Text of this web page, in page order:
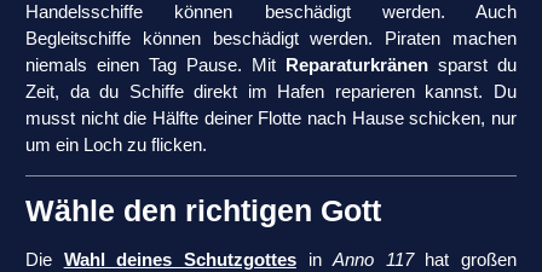
Handelsschiffe können beschädigt werden. Auch
Begleitschiffe können beschädigt werden. Piraten machen
niemals einen Tag Pause. Mit
Reparaturkränen sparst du
Zeit, da du Schiffe direkt im Hafen reparieren kannst. Du
musst nicht die Hälfte deiner Flotte nach Hause schicken, nur
um ein Loch zu flicken.
Wähle den richtigen Gott
Die Wahl deines SchutzgottesinAnno 117hat großen